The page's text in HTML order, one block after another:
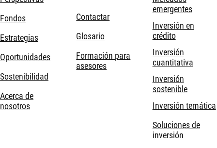
Fondos
Estrategias
Oportunidades
Sostenibilidad
Acerca de
nosotros
Contactar
Glosario
Formación para
asesores
emergentes
Inversión en
crédito
Inversión
cuantitativa
Inversión
sostenible
Inversión temática
Soluciones de
inversión